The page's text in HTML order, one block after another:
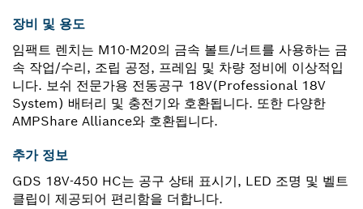
장비 및 용도
임팩트 렌치는 M10-M20의 금속 볼트/너트를 사용하는 금
속 작업/수리, 조립 공정, 프레임 및 차량 정비에 이상적입
니다. 보쉬 전문가용 전동공구 18V(Professional 18V
System) 배터리 및 충전기와 호환됩니다. 또한 다양한
AMPShare Alliance와 호환됩니다.
추가 정보
GDS 18V-450 HC는 공구 상태 표시기, LED 조명 및 벨트
클립이 제공되어 편리함을 더합니다.